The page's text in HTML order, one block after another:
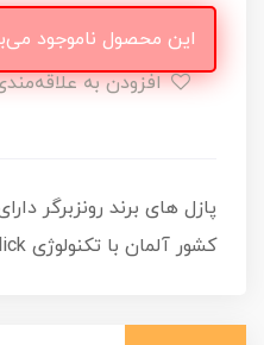
این محصول ناموجود
افزودن به علاقه‌مندی
پازل های برند رونزبرگر
کشور آلمان با تکنولوژی soft click